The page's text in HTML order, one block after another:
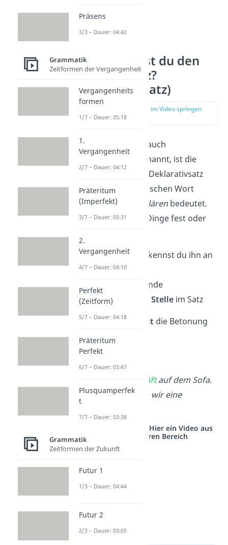
Wie erkennst du den
Aussagesatz?
(Deklarativsatz)
zur Stelle im Video springen
(01:05)
Der
, auch
Deklarativsatz
genannt, ist die
häufigste
Satzart. Deklarativsatz
kommt vom lateinischen Wort
declarare, was erklärenbedeutet.
Mit ihm stellst du Dinge fest oder
Im Schriftlichen erkennst du ihn an
zwei Merkmalen:
am Satzende
→Verban zweiter Stelleim Satz
Beim Sprechen
fällt die Betonung
am Satzende
schläftauf dem Sofa.
Morgenhaben wir eine
Studyflix vernetzt: Hier ein Video aus
einem anderen Bereich
Präsens
3/3 – Dauer: 04:42
Grammatik
Zeitformen der Vergangenheit
Vergangenheits
formen
1/7 – Dauer: 05:18
1.
Vergangenheit
2/7 – Dauer: 04:12
Präteritum
(Imperfekt)
3/7 – Dauer: 05:31
2.
Vergangenheit
4/7 – Dauer: 04:10
Perfekt
(Zeitform)
5/7 – Dauer: 04:18
Präteritum
Perfekt
6/7 – Dauer: 03:47
Plusquamperfek
t
7/7 – Dauer: 03:38
Grammatik
Zeitformen der Zukunft
Futur 1
1/3 – Dauer: 04:44
Futur 2
2/3 – Dauer: 03:05